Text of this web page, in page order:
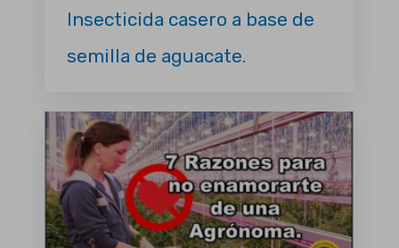
Insecticida casero a base de
semilla de aguacate.